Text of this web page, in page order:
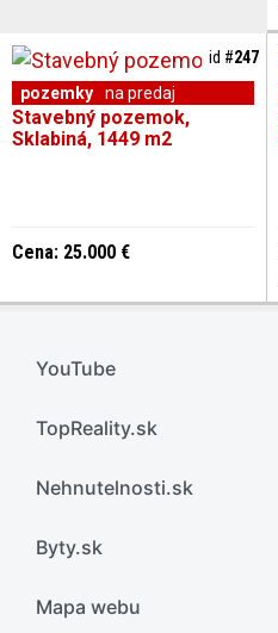
pozemky na predaj
Stavebný pozemok,
Sklabiná, 1449 m2
Cena: 25.000 €
id #247
YouTube
TopReality.sk
Nehnutelnosti.sk
Byty.sk
Mapa webu